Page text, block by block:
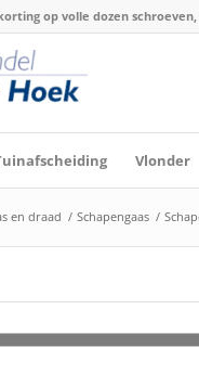
op volle dozen
Vlonder
en draad / Schapengaas /